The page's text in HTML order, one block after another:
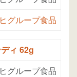
グループ食品
ィ 62g
グループ食品